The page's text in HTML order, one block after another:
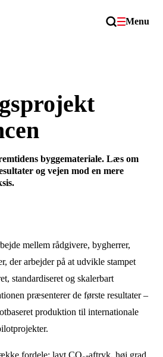
Menu
byggemateriale. Læs om
og vejen mod en mere
mellem rådgivere, bygherrer,
der arbejder på at udvikle stampet
standardiseret og skalerbart
præsenterer de første resultater –
produktion til internationale
fordele: lavt CO₂-aftryk, høj grad